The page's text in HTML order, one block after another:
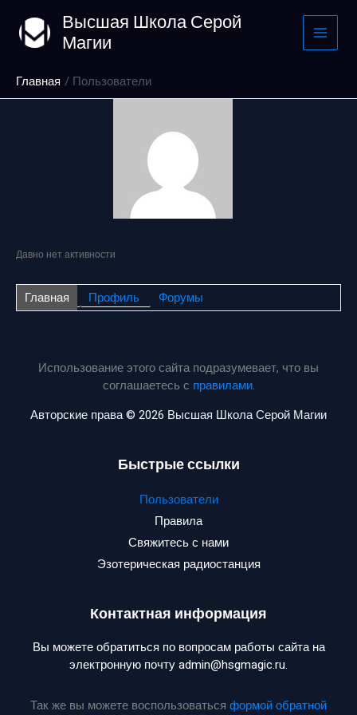
содержимому
Высшая Школа Серой
Магии
Главная Пользователи
Давно нет активности
Главная Профиль Форумы
Использование этого сайта подразумевает, что вы
соглашаетесь с правилами.
Авторские права © 2026 Высшая Школа Серой Магии
Быстрые ссылки
Пользователи
Правила
Свяжитесь с нами
Эзотерическая радиостанция
Контактная информация
Вы можете обратиться по вопросам работы сайта на
электронную почту admin@hsgmagic.ru.
Так же вы можете воспользоваться формой обратной